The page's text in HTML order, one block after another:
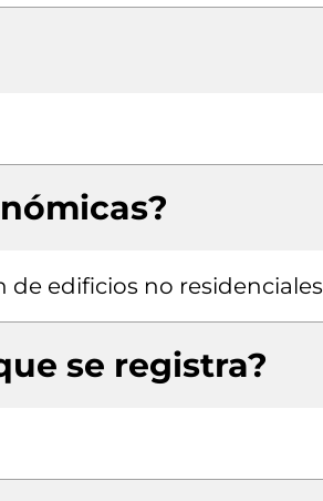
de edificios no residenciales
se registra?